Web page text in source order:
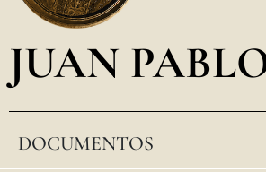
JUAN
DOCUMENTOS